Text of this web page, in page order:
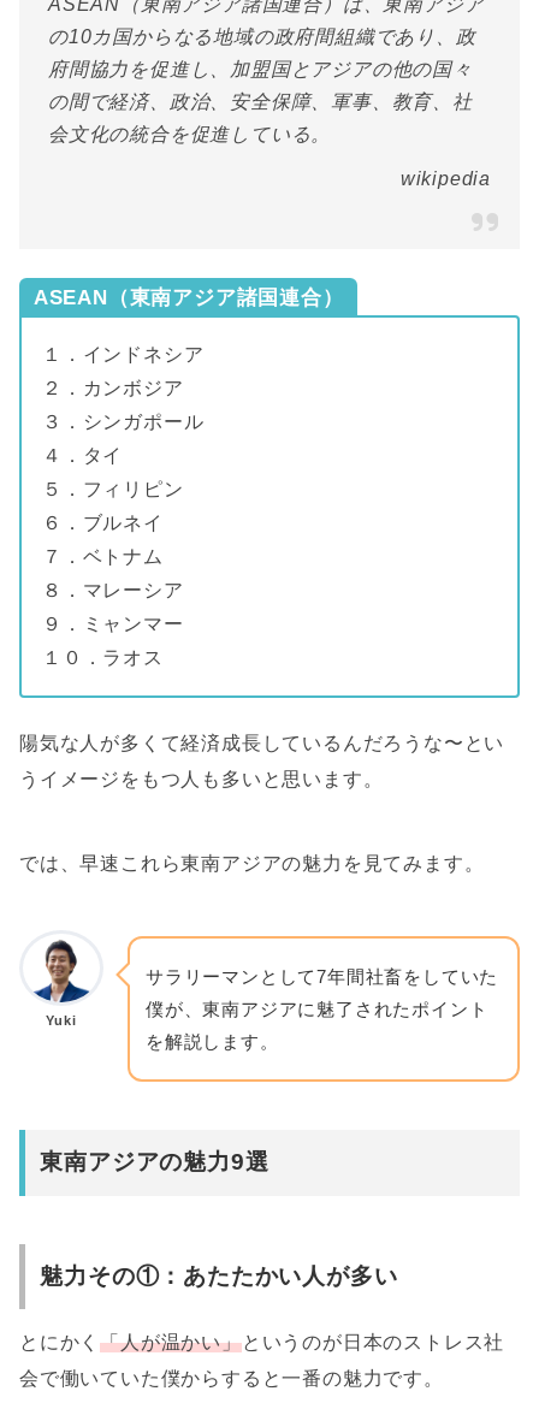
ASEAN（東南アジア諸国連合）は、東南アジア
の10カ国からなる地域の政府間組織であり、政
府間協力を促進し、加盟国とアジアの他の国々
の間で経済、政治、安全保障、軍事、教育、社
会文化の統合を促進している。
wikipedia
ASEAN（東南アジア諸国連合）
１．インドネシア
２．カンボジア
３．シンガポール
４．タイ
５．フィリピン
６．ブルネイ
７．ベトナム
８．マレーシア
９．ミャンマー
１０．ラオス
陽気な人が多くて経済成長しているんだろうな〜とい
うイメージをもつ人も多いと思います。
では、早速これら東南アジアの魅力を見てみます。
Yuki
サラリーマンとして7年間社畜をしていた
僕が、東南アジアに魅了されたポイント
を解説します。
東南アジアの魅力9選
魅力その①：あたたかい人が多い
とにかく「人が温かい」というのが日本のストレス社
会で働いていた僕からすると一番の魅力です。